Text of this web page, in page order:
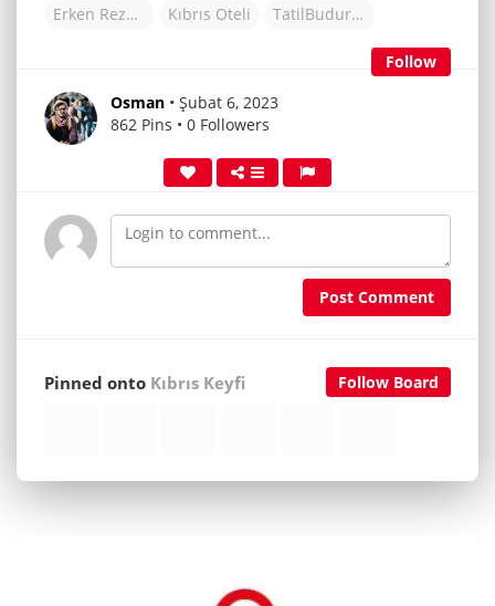
Erken Rezervasyon Otelleri Kıbrıs Oteli TatilBudur Otel
Follow
Osman • Şubat 6, 2023
862 Pins • 0 Followers
Post Comment
Follow Board
Pinned onto Kıbrıs Keyfi